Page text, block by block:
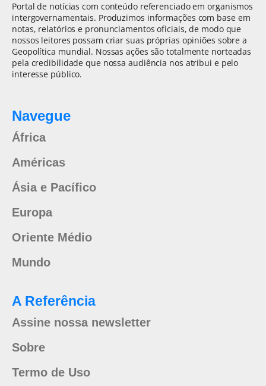
Portal de notícias com conteúdo referenciado em organismos
intergovernamentais. Produzimos informações com base em
notas, relatórios e pronunciamentos oficiais, de modo que
nossos leitores possam criar suas próprias opiniões sobre a
Geopolítica mundial. Nossas ações são totalmente norteadas
pela credibilidade que nossa audiência nos atribui e pelo
interesse público.
Navegue
África
Américas
Ásia e Pacífico
Europa
Oriente Médio
Mundo
A Referência
Assine nossa newsletter
Sobre
Termo de Uso